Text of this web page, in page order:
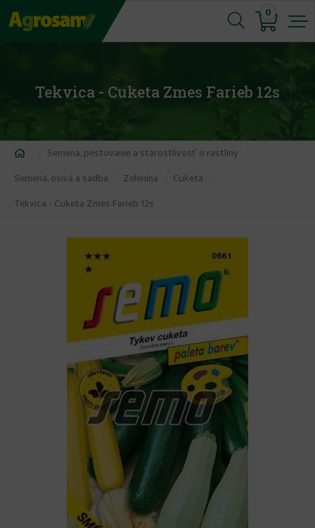
Jump
to
0
Tekvica - Cuketa Zmes Farieb 12s
Nachádzate
sa
tu
Semená, pestovanie a starostlivosť o rastliny
Semená, osivá a sadba
Zelenina
Cuketa
Tekvica - Cuketa Zmes Farieb 12s